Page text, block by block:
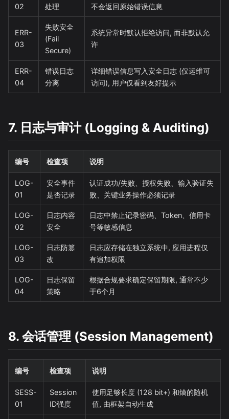
02
处理
不会返回原始错误信息
ERR-
03
失败安全
(Fail
Secure)
系统异常时默认拒绝访问, 而非默认允
许
ERR-
04
错误日志
分离
详细错误信息写入安全日志 (仅运维可
访问), 用户仅看到友好提示
7. 日志与审计 (Logging & Auditing)
编号 检查项 说明
LOG-
01
安全事件
是否记录
认证成功/失败、授权失败、输入验证失
败、关键业务操作必须记录
LOG-
02
日志内容
安全
日志中禁止记录密码、Token、信用卡
号等敏感信息
LOG-
03
日志防篡
改
日志应存储在独立系统中, 应用进程仅
有追加权限
LOG-
04
日志保留
策略
根据合规要求确定保留期限, 通常不少
于6个月
8. 会话管理 (Session Management)
编号 检查项 说明
SESS-
01
Session
ID强度
使用足够长度 (128 bit+) 和熵的随机
值, 由框架自动生成